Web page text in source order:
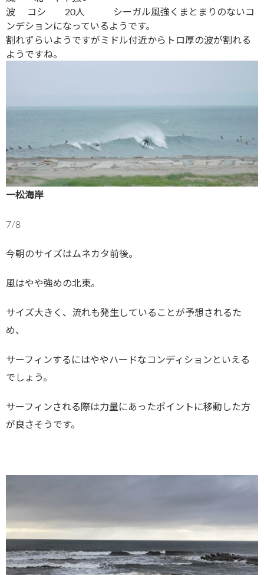
波 コシ 20人 シーガル風強くまとまりのないコ
ンデションになっているようです。
割れずらいようですがミドル付近からトロ厚の波が割れる
ようですね。
一松海岸
7/8
今朝のサイズはムネカタ前後。
風はやや強めの北東。
サイズ大きく、流れも発生していることが予想されるた
め、
サーフィンするにはややハードなコンディションといえる
でしょう。
サーフィンされる際は力量にあったポイントに移動した方
が良さそうです。